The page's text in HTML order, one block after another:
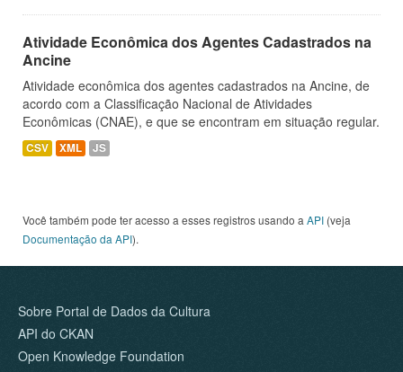
Atividade Econômica dos Agentes Cadastrados na
Ancine
Atividade econômica dos agentes cadastrados na Ancine, de
acordo com a Classificação Nacional de Atividades
Econômicas (CNAE), e que se encontram em situação regular.
CSV XML JS
Você também pode ter acesso a esses registros usando a API (veja
Documentação da API).
Sobre Portal de Dados da Cultura
API do CKAN
Open Knowledge Foundation